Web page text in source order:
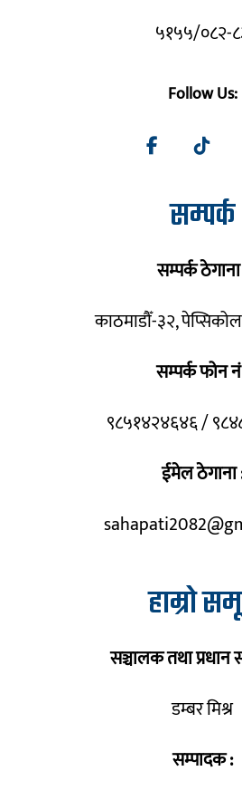
५१५५/०८२-
Follow Us:
सम्पर्क
सम्पर्क
काठमाडौँ-३२,
सम्पर्क फोन
९८५१४२४६४६ /
ईमेल ठेगाना
हाम्रो
सञ्चालक तथा प्रधान
डम्बर मिश्र
सम्पादक :